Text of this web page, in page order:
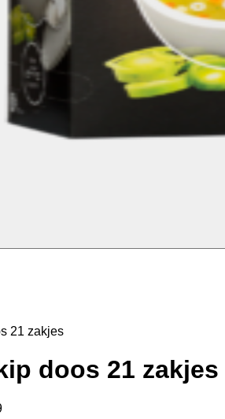
21 zakjes
doos 21 zakjes